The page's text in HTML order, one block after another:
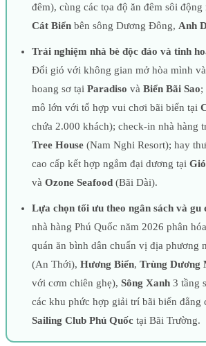
đêm), cùng các tọa độ ăn đêm sôi động
Cát Biển bên sông Dương Đông, Anh
Trải nghiệm nhà bè độc đáo và tinh
Đổi gió với không gian mở hòa mình
hoang sơ tại Paradiso và Biển Bãi Sao;
mô lớn với tổ hợp vui chơi bãi biển tại
chứa 2.000 khách); check-in nhà hàng
Tree House (Nam Nghi Resort); hay
cao cấp kết hợp ngắm đại dương tại
và Ozone Seafood (Bãi Dài).
Lựa chọn tối ưu theo ngân sách và gu
nhà hàng Phú Quốc năm 2026 phân
quán ăn bình dân chuẩn vị địa phương
(An Thới), Hương Biển, Trùng Dương
với cơm chiên ghẹ), Sông Xanh 3 tầng
các khu phức hợp giải trí bãi biển đẳng
Sailing Club Phú Quốc tại Bãi Trường.